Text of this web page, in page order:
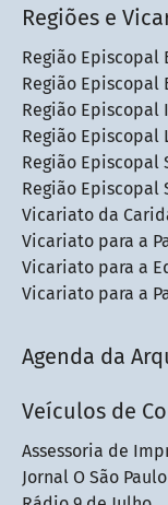
Regiões e
Região Episcopal
Região Episcopal
Região Episcopal
Região Episcopal
Região Episcopal
Região Episcopal
Vicariato da
Vicariato para a
Vicariato para a
Vicariato para a
Agenda da
Veículos de
Assessoria de
Jornal O São Paulo